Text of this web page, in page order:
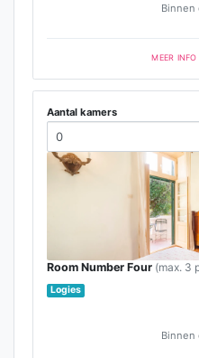
Binnen
MEER
Aantal kamers
Room Number Four (max. 3
Logies
Binnen